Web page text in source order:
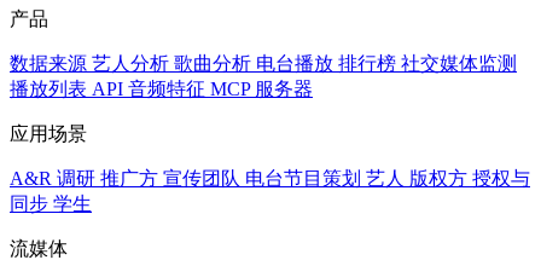
产品
数据来源 艺人分析 歌曲分析 电台播放 排行榜 社交媒体监测
播放列表 API 音频特征 MCP 服务器
应用场景
A&R 调研 推广方 宣传团队 电台节目策划 艺人 版权方 授权与
同步 学生
流媒体